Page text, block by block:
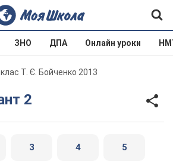
ЗНО ДПА Онлайн уроки
Т. Є. Бойченко 2013
2
3 4 5